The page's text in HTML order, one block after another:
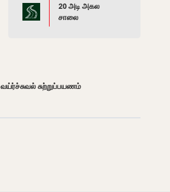
20 அடி அகல
சாலை
வய்ர்ச்சுவல் சுற்றுப்பயணம்